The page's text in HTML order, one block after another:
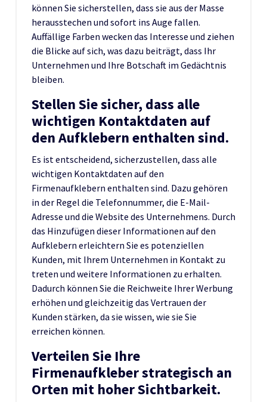
können Sie sicherstellen, dass sie aus der Masse
herausstechen und sofort ins Auge fallen.
Auffällige Farben wecken das Interesse und ziehen
die Blicke auf sich, was dazu beiträgt, dass Ihr
Unternehmen und Ihre Botschaft im Gedächtnis
bleiben.
Stellen Sie sicher, dass alle
wichtigen Kontaktdaten auf
den Aufklebern enthalten sind.
Es ist entscheidend, sicherzustellen, dass alle
wichtigen Kontaktdaten auf den
Firmenaufklebern enthalten sind. Dazu gehören
in der Regel die Telefonnummer, die E-Mail-
Adresse und die Website des Unternehmens. Durch
das Hinzufügen dieser Informationen auf den
Aufklebern erleichtern Sie es potenziellen
Kunden, mit Ihrem Unternehmen in Kontakt zu
treten und weitere Informationen zu erhalten.
Dadurch können Sie die Reichweite Ihrer Werbung
erhöhen und gleichzeitig das Vertrauen der
Kunden stärken, da sie wissen, wie sie Sie
erreichen können.
Verteilen Sie Ihre
Firmenaufkleber strategisch an
Orten mit hoher Sichtbarkeit.